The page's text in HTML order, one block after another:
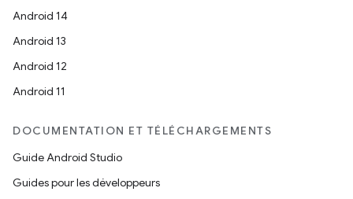
Android 14
Android 13
Android 12
Android 11
DOCUMENTATION ET TÉLÉCHARGEMENTS
Guide Android Studio
Guides pour les développeurs